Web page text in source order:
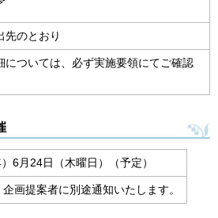
先のとおり
については、必ず実施要領にてご確認
6月24日（木曜日）（予定）
画提案者に別途通知いたします。